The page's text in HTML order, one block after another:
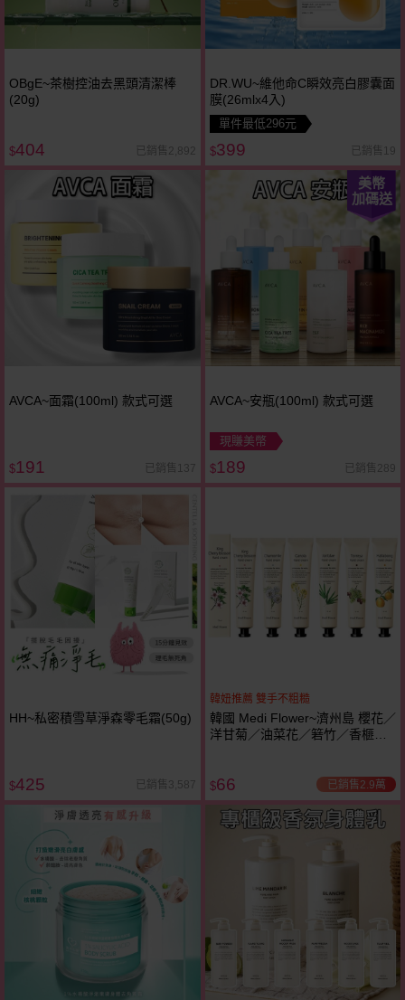
OBgE~茶樹控油去黑頭清潔棒
(20g)
$404 已銷售2,892
DR.WU~維他命C瞬效亮白膠囊面
膜(26mlx4入)
單件最低296元
$399 已銷售19
AVCA~面霜(100ml) 款式可選
$191 已銷售137
美幣
加碼送
AVCA~安瓶(100ml) 款式可選
現賺美幣
$189 已銷售289
HH~私密積雪草淨森零毛霜(50g)
$425 已銷售3,587
韓妞推薦 雙手不粗糙
韓國 Medi Flower~濟州島 櫻花／
洋甘菊／油菜花／箬竹／香榧／
$66 已銷售2.9萬